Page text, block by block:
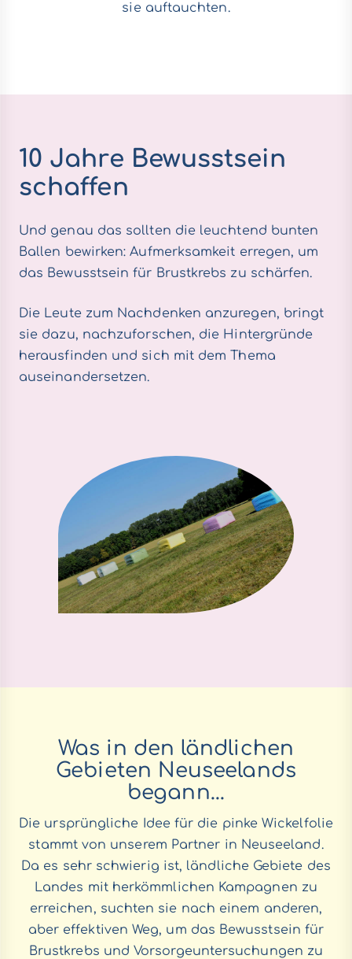
sie auftauchten.
10 Jahre Bewusstsein
schaffen
Und genau das sollten die leuchtend bunten
Ballen bewirken: Aufmerksamkeit erregen, um
das Bewusstsein für Brustkrebs zu schärfen.
Die Leute zum Nachdenken anzuregen, bringt
sie dazu, nachzuforschen, die Hintergründe
herausfinden und sich mit dem Thema
auseinandersetzen.
Was in den ländlichen
Gebieten Neuseelands
begann...
Die ursprüngliche Idee für die pinke Wickelfolie
stammt von unserem Partner in Neuseeland.
Da es sehr schwierig ist, ländliche Gebiete des
Landes mit herkömmlichen Kampagnen zu
erreichen, suchten sie nach einem anderen,
aber effektiven Weg, um das Bewusstsein für
Brustkrebs und Vorsorgeuntersuchungen zu